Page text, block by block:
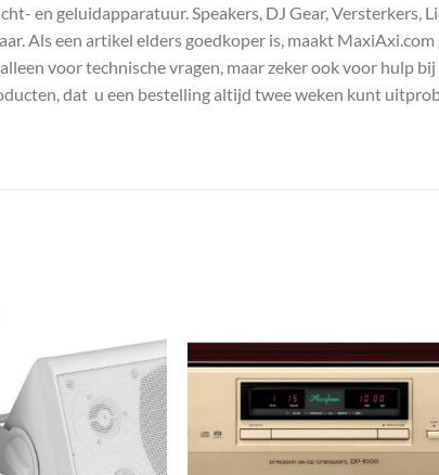
en geluidapparatuur. Speakers, DJ Gear, Versterkers,
Als een artikel elders goedkoper is, maakt MaxiAxi.com
voor technische vragen, maar zeker ook voor hulp
dat u een bestelling altijd twee weken kunt
Toevoegen
aan
wenslijst
Toevoegen
aan
wenslijst